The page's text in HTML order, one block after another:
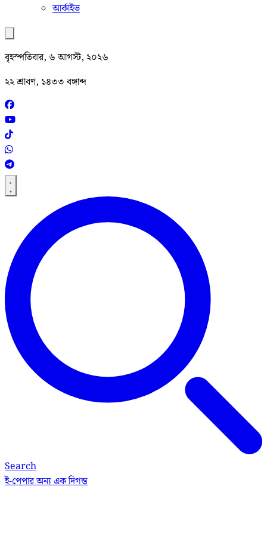
আর্কাইভ
বৃহস্পতিবার, ৬ আগস্ট, ২০২৬
২২ শ্রাবণ, ১৪৩৩ বঙ্গাব্দ
Search
ই-পেপারঅন্য এক দিগন্ত